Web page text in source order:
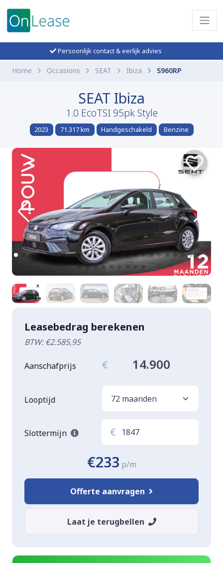
Persoonlijk contact & eerlijk advies
Home Occasions SEAT Ibiza S960RP
SEAT Ibiza
1.0 EcoTSI 95pk Style
2023 71.317 km Handgeschakeld Benzine
Leasebedrag berekenen
BTW: €2.585,95
Aanschafprijs € 14.900
Looptijd
Slottermijn €
€233 p/m
Offerte aanvragen
Laat je terugbellen